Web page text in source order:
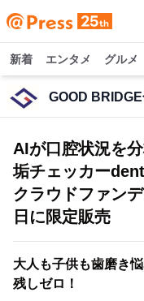
新着 エンタメ グルメ
GOOD
AIが口腔状況を
垢チェッカー
クラウドファン
日に限定販売
大人も子供も歯磨き
残しゼロ！